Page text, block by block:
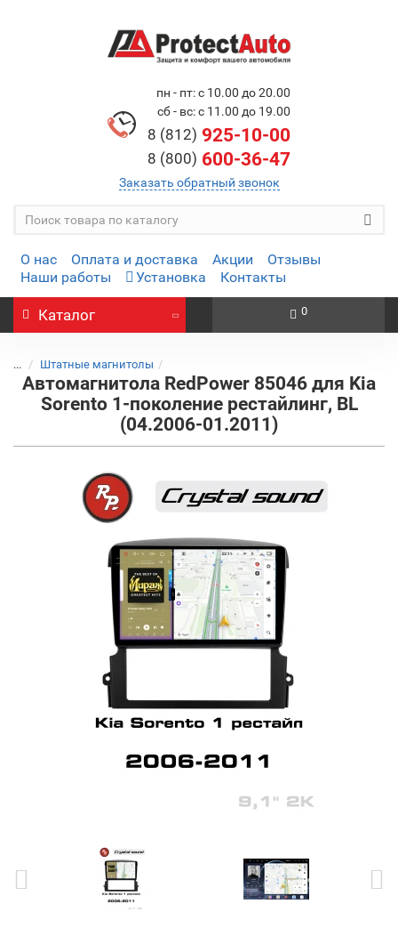
пн - пт: с 10.00 до 20.00
сб - вс: с 11.00 до 19.00
8 (812) 925-10-00
8 (800) 600-36-47
Заказать обратный звонок
О нас Оплата и доставка Акции
Отзывы
Наши работы
Установка Контакты
Каталог 0
... Штатные магнитолы
Автомагнитола RedPower 85046 для Kia
Sorento 1-поколение рестайлинг, BL
(04.2006-01.2011)